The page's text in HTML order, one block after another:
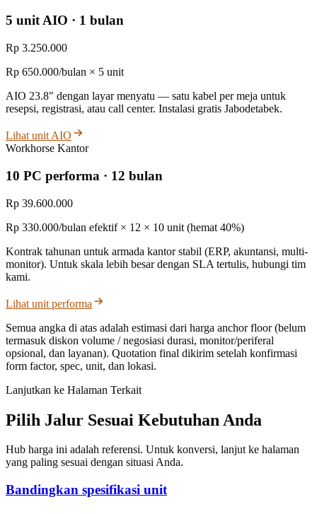
5 unit AIO · 1 bulan
Rp 3.250.000
Rp 650.000/bulan × 5 unit
AIO 23.8" dengan layar menyatu — satu kabel per meja untuk
resepsi, registrasi, atau call center. Instalasi gratis Jabodetabek.
Lihat unit AIO
Workhorse Kantor
10 PC performa · 12 bulan
Rp 39.600.000
Rp 330.000/bulan efektif × 12 × 10 unit (hemat 40%)
Kontrak tahunan untuk armada kantor stabil (ERP, akuntansi, multi-
monitor). Untuk skala lebih besar dengan SLA tertulis, hubungi tim
kami.
Lihat unit performa
Semua angka di atas adalah estimasi dari harga anchor floor (belum
termasuk diskon volume / negosiasi durasi, monitor/periferal
opsional, dan layanan). Quotation final dikirim setelah konfirmasi
form factor, spec, unit, dan lokasi.
Lanjutkan ke Halaman Terkait
Pilih Jalur Sesuai Kebutuhan Anda
Hub harga ini adalah referensi. Untuk konversi, lanjut ke halaman
yang paling sesuai dengan situasi Anda.
Bandingkan spesifikasi unit